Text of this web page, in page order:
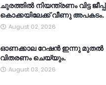
ചുരത്തിൽ നിയന്ത്രണം വിട്ട ജീപ്പ്
കൊക്കയിലേക്ക് വീണു അപകടം.
August 02, 2026
ഓണക്കാല റേഷൻ ഇന്നു മുതല്‍
വിതരണം ചെയ്യും.
August 03, 2026